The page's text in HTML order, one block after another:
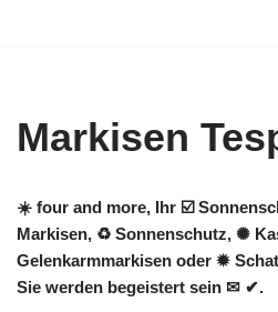
Markisen
☀️ four and more, Ihr ☑️
Markisen, ♻ Sonnenschutz, ✺
Gelenkarmmarkisen oder ✹
Sie werden begeistert sein ✉ ✔.